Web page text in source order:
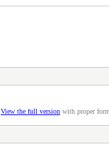
View the full version with proper